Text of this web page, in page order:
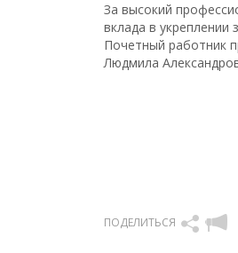
За высокий
вклада в
Почетный работник
Людмила
ПОДЕЛИТЬСЯ